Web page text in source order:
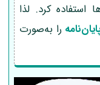
کرد. لذا
را به‌صورت